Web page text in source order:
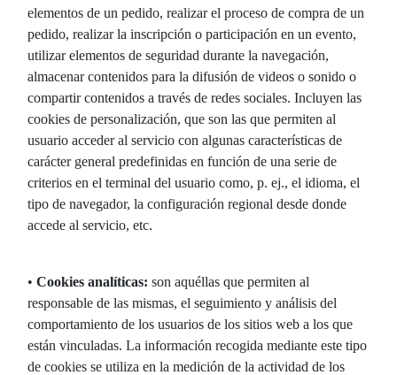
elementos de un pedido, realizar el proceso de compra de un
pedido, realizar la inscripción o participación en un evento,
utilizar elementos de seguridad durante la navegación,
almacenar contenidos para la difusión de videos o sonido o
compartir contenidos a través de redes sociales. Incluyen las
cookies de personalización, que son las que permiten al
usuario acceder al servicio con algunas características de
carácter general predefinidas en función de una serie de
criterios en el terminal del usuario como, p. ej., el idioma, el
tipo de navegador, la configuración regional desde donde
accede al servicio, etc.
• Cookies analíticas: son aquéllas que permiten al
responsable de las mismas, el seguimiento y análisis del
comportamiento de los usuarios de los sitios web a los que
están vinculadas. La información recogida mediante este tipo
de cookies se utiliza en la medición de la actividad de los